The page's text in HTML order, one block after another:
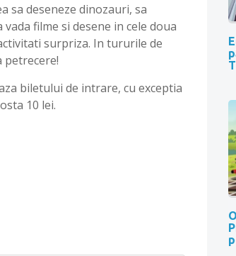
sa deseneze dinozauri, sa
filme si desene in cele doua
surpriza. In tururile de
petrecere!
biletului de intrare, cu exceptia
10 lei.